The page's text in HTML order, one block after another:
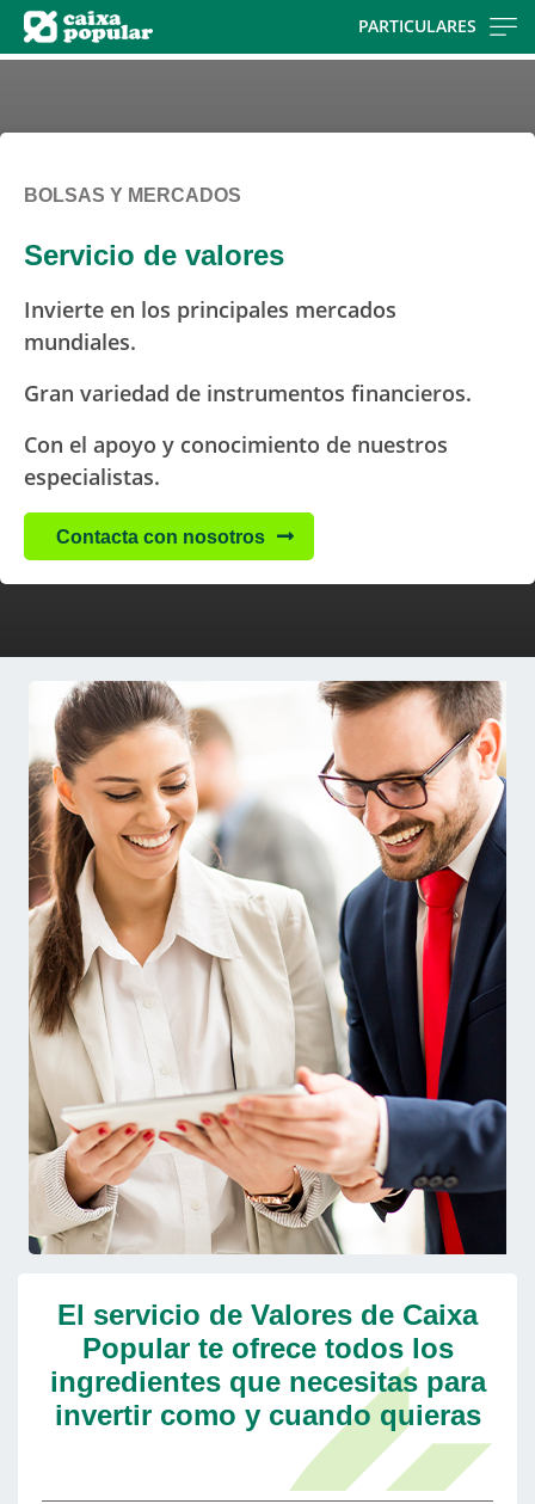
PARTICULARES
BOLSAS Y MERCADOS
Servicio de valores
Invierte en los principales mercados
mundiales.
Gran variedad de instrumentos financieros.
Con el apoyo y conocimiento de nuestros
especialistas.
Contacta con nosotros
El servicio de Valores de Caixa
Popular te ofrece todos los
ingredientes que necesitas para
invertir como y cuando quieras